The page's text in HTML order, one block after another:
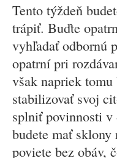
Tento týždeň
trápiť. Buďte
vyhľadať odbornú
opatrní pri
však napriek tomu
stabilizovať svoj
splniť povinnosti
budete mať
poviete bez obáv,